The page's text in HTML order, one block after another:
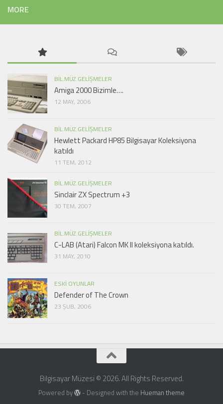
MORE
BIL.MÜZ.GELIŞMELER
Amiga 2000 Bizimle….
12 MAY, 2006
BIL.MÜZ.GELIŞMELER
Hewlett Packard HP85 Bilgisayar Koleksiyona
katıldı
11 TEM, 2012
BIL.MÜZ.GELIŞMELER
Sinclair ZX Spectrum +3
30 TEM, 2007
BIL.MÜZ.GELIŞMELER
C-LAB (Atari) Falcon MK II koleksiyona katıldı.
31 MAY, 2010
ESKI OYUNLAR
Defender of The Crown
23 ŞUB, 2006
Bilgisayar Müzesi © 2026. All Rights Reserved.
Powered by - Designed with the Hueman theme